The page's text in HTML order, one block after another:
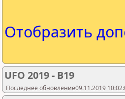
Отобразить
UFO 2019 - B19
Последнее обновление09.11.2019